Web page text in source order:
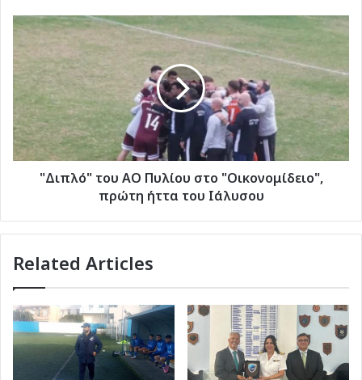
νέου
Δικαστικού
Μεγάρου
της
Ρόδου»
(ηχητικό)
"Διπλό"
ΑΟ
Πυλίου
στο
"Οικονομίδειο",
πρώτη
ήττα
του
Ιάλυσου"Διπλό" του ΑΟ Πυλίου στο "Οικονομίδειο",
πρώτη ήττα του Ιάλυσου
Related Articles